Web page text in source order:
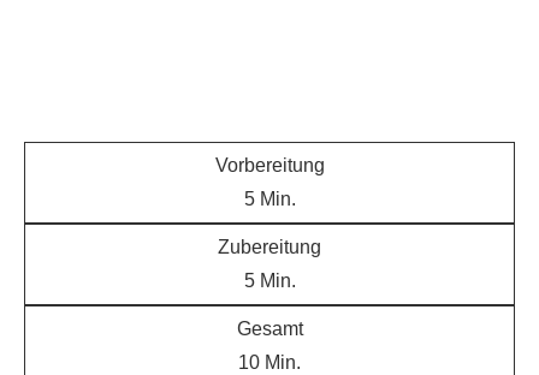
Vorbereitung
5 Min.
Zubereitung
5 Min.
Gesamt
10 Min.